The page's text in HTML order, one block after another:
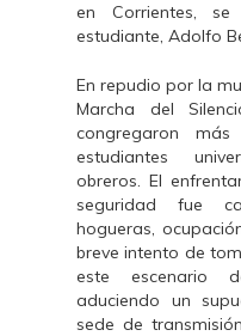
en Corrientes,
estudiante, Adolfo
En repudio por la
Marcha del
congregaron
estudiantes
obreros. El
seguridad fue
hogueras,
breve intento de
este escenario
aduciendo un
sede de